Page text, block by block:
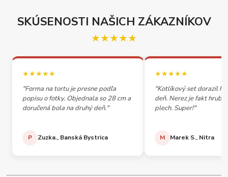
SKÚSENOSTI NAŠICH ZÁKAZNÍKOV
★★★★★
★★★★★
"Forma na tortu je presne podľa
popisu o fotky. Objednala so 28 cm a
doručená bola na druhý deň."
P Zuzka., Banská Bystrica
★★★★★
"Kotlíkový set dorazil
deň. Nerez je fakt
plech. Super!"
M Marek S., Nitra